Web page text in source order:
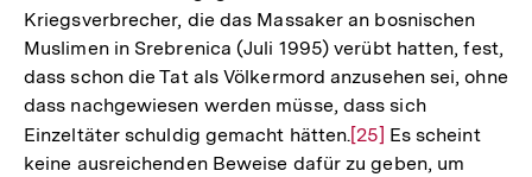
Fußnote
Kriegsverbrecher, die das Massaker an bosnischen
Muslimen in Srebrenica (Juli 1995) verübt hatten, fest,
dass schon die Tat als Völkermord anzusehen sei, ohne
dass nachgewiesen werden müsse, dass sich
Einzeltäter schuldig gemacht hätten.Zur
Auflösung
[25] Es scheint
keine ausreichenden Beweise dafür zu geben, um